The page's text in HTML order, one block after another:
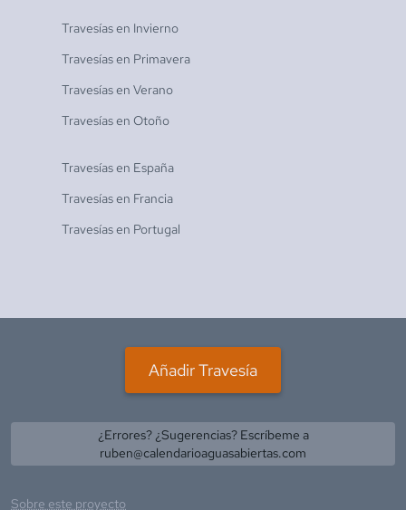
Travesías en Invierno
Travesías en Primavera
Travesías en Verano
Travesías en Otoño
Travesías en España
Travesías en Francia
Travesías en Portugal
Añadir Travesía
¿Errores? ¿Sugerencias? Escríbeme a
ruben@calendarioaguasabiertas.com
Sobre este proyecto